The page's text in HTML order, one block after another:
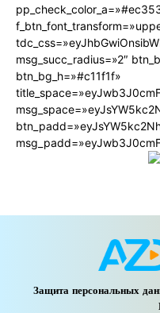
msg_succ_radius=»2″
btn_bg_h=»#c11f1f»
Защита персональных